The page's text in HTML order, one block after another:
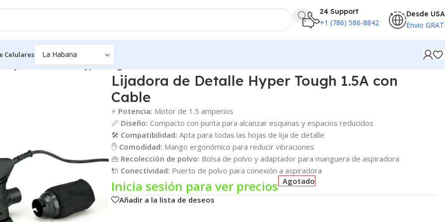
24 Support
+1 (786) 586-8842
Desde USA
Envio
Celulares
Lijadora de Detalle Hyper Tough 1.5A con Cable
Lijadora de Detalle Hyper Tough 1.5A con
Cable
⚡ Potencia: Motor de 1.5 amperios
📏 Diseño: Compacto con punta para alcanzar esquinas y espacios reducidos
🛠️ Compatibilidad: Apta para todas las hojas de lija de detalle
✋ Comodidad: Mango ergonómico para reducir vibraciones
👜 Recolección de polvo: Bolsa de polvo y adaptador para manguera de aspiradora
🔌 Conectividad: Puerto de polvo para conexión a aspiradora
Inicia sesión para ver precios Agotado
Añadir a la lista de deseos